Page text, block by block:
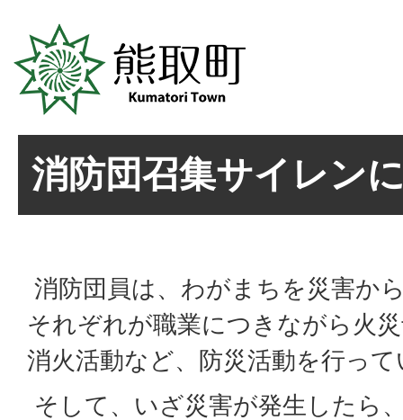
消防団召集サイレン
消防団員は、わがまちを災害か
それぞれが職業につきながら火
消火活動など、防災活動を行っ
そして、いざ災害が発生したら